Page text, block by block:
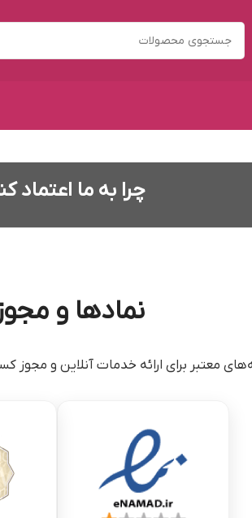
چرا به ما اعتماد
نمادها و
معتبر برای ارائه خدمات آنلاین و